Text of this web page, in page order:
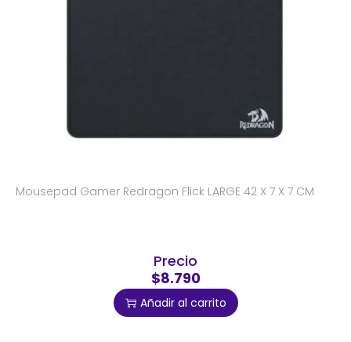
Mousepad Gamer Redragon Flick LARGE 42 X 7 X 7 CM
Precio
$8.790
Añadir al carrito